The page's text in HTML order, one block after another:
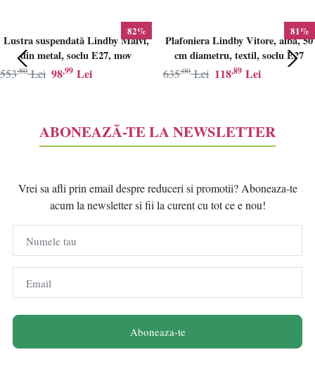
82%
Lustra suspendată Lindby Maivi,
din metal, soclu E27, mov
98,99 Lei
553,80 Lei
81%
Plafoniera Lindby Vitore, alba, 50
cm diametru, textil, soclu E27
118,89 Lei
635,00 Lei
ABONEAZĂ-TE LA NEWSLETTER
Vrei sa afli prin email despre reduceri si promotii? Aboneaza-te
acum la newsletter si fii la curent cu tot ce e nou!
Numele tau
Email
Aboneaza-te